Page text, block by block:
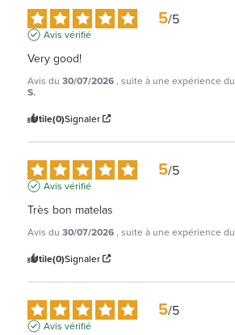
5/5
Avis vérifié
Very good!
Avis du 30/07/2026, suite à une expérience du
S.
Utile(0)Signaler
5/5
Avis vérifié
Très bon matelas
Avis du 30/07/2026, suite à une expérience du
Utile(0)Signaler
5/5
Avis vérifié